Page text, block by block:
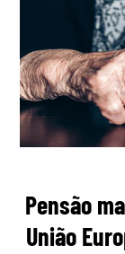
Pensão
União